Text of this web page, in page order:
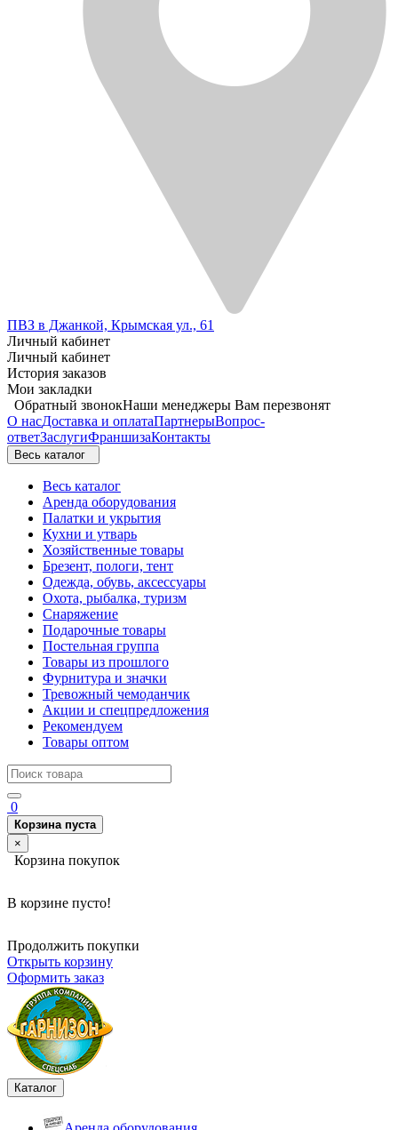
ПВЗ в Джанкой, Крымская ул., 61
Личный кабинет
Личный кабинет
История заказов
Мои закладки
Обратный звонокНаши менеджеры Вам перезвонят
О насДоставка и оплатаПартнерыВопрос-
ответЗаслугиФраншизаКонтакты
Весь каталог
Весь каталог
Аренда оборудования
Палатки и укрытия
Кухни и утварь
Хозяйственные товары
Брезент, пологи, тент
Одежда, обувь, аксессуары
Охота, рыбалка, туризм
Снаряжение
Подарочные товары
Постельная группа
Товары из прошлого
Фурнитура и значки
Тревожный чемоданчик
Акции и спецпредложения
Рекомендуем
Товары оптом
0
Корзина пуста
×
Корзина покупок
В корзине пусто!
Продолжить покупки
Открыть корзину
Оформить заказ
Каталог